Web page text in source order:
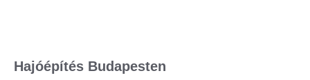
Hajóépítés Budapesten